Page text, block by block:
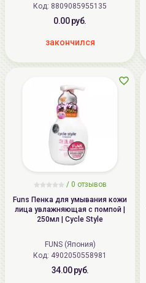
Код: 8809085955135
0.00 руб.
закончился
/ 0 отзывов
Funs Пенка для умывания кожи
лица увлажняющая с помпой |
250мл | Cycle Style
FUNS (Япония)
Код: 4902050558981
34.00 руб.